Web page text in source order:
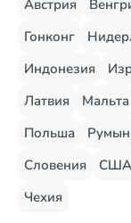
Австрия
Гонконг
Индонезия
Латвия
Мальта
Польша
Словения
США
Чехия